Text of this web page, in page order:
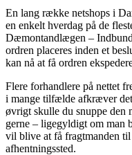
En lang række netshops i
en enkelt hverdag på de
Dæmontandlægen –
ordren placeres inden et
kan nå at få ordren
Flere forhandlere på nettet
i mange tilfælde afkræver
øvrigt skulle du snuppe den
gerne – ligegyldigt om man
vil blive at få fragtmanden
afhentningssted.